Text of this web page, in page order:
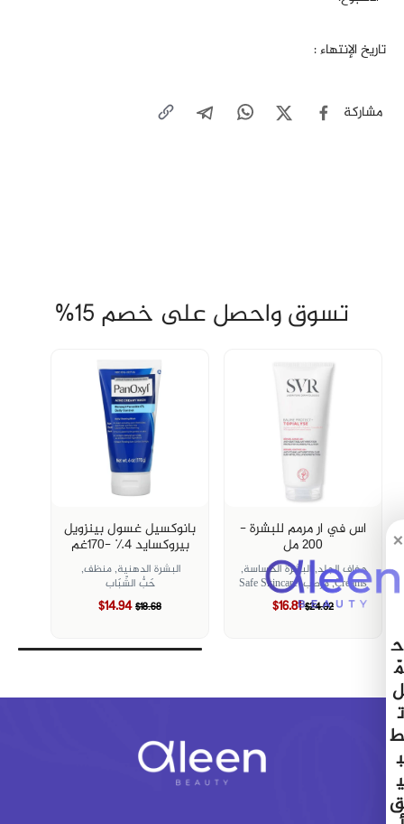
تاريخ الإنتهاء :
مشاركة
تسوق واحصل على خصم 15%
بانوكسيل غسول بينزويل
بيروكسايد ٤٪؜ -١٧٠غم
البشرة الدهنية,منظف,
حَبُّ الشّبَاب
$18.68
$14.94
اس في ار مرمم للبشرة -
200 مل
جفاف الجلد, البشرة الحساسة,
Creams, مرطب,Safe Skincare
$24.02
$16.81
×
ح
مّ
ل
ت
ط
ب
ي
ق